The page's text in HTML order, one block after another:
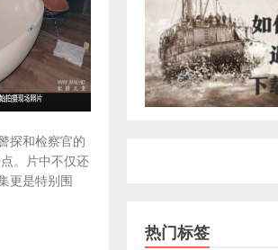
探和检察官的
。片中不仅还
更是特别围
热门标签